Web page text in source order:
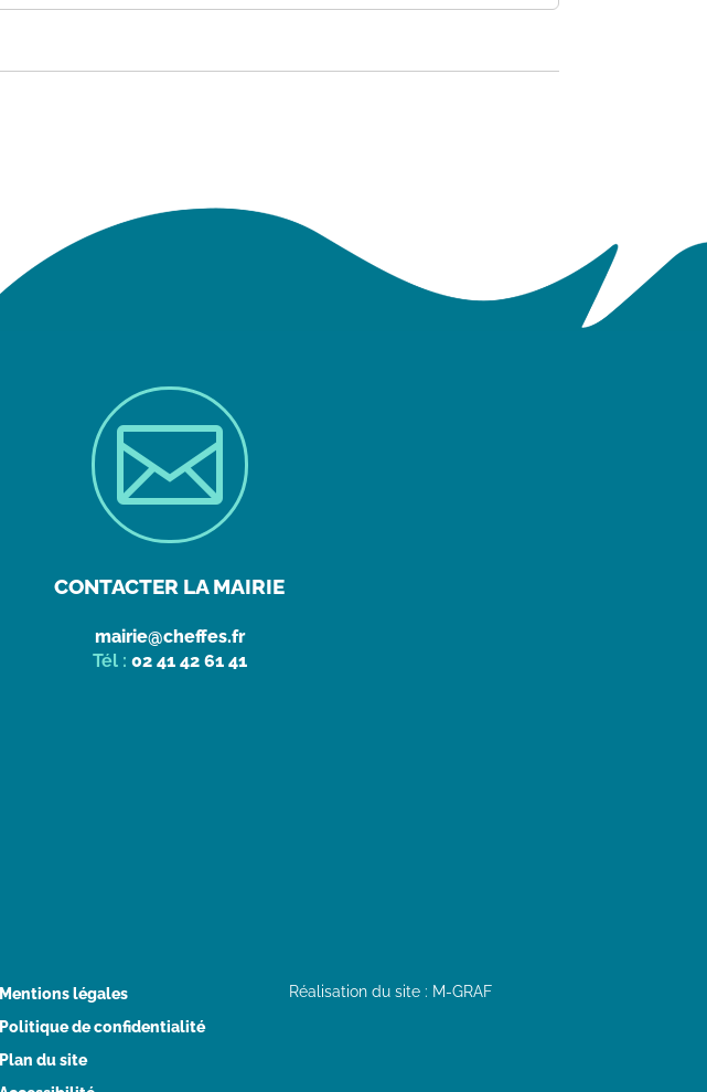

CONTACTER LA MAIRIE
mairie@cheffes.fr
Tél : 02 41 42 61 41
Mentions légales
Politique de confidentialité
Plan du site
Réalisation du site : M-GRAF